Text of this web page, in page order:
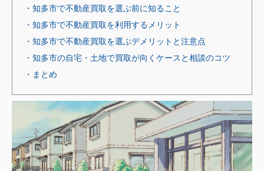
・知多市で不動産買取を選ぶ前に知ること
・知多市で不動産買取を利用するメリット
・知多市で不動産買取を選ぶデメリットと注意点
・知多市の自宅・土地で買取が向くケースと相談のコツ
・まとめ